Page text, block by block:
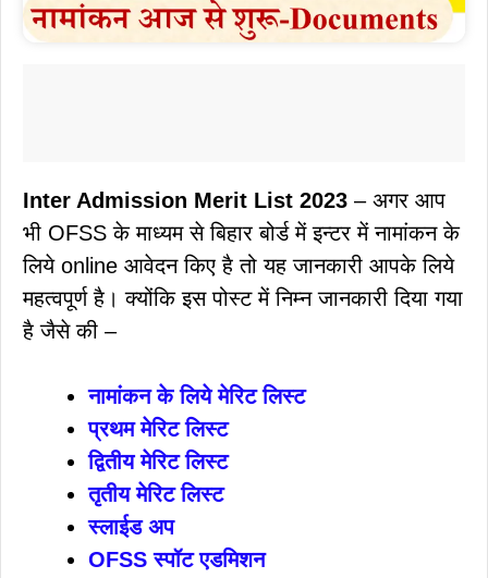
Inter Admission Merit List 2023 – अगर आप
भी OFSS के माध्यम से बिहार बोर्ड में इन्टर में नामांकन के
लिये online आवेदन किए है तो यह जानकारी आपके लिये
महत्वपूर्ण है। क्योंकि इस पोस्ट में निम्न जानकारी दिया गया
है जैसे की –
नामांकन के लिये मेरिट लिस्ट
प्रथम मेरिट लिस्ट
द्वितीय मेरिट लिस्ट
तृतीय मेरिट लिस्ट
स्लाईड अप
OFSS स्पॉट एडमिशन